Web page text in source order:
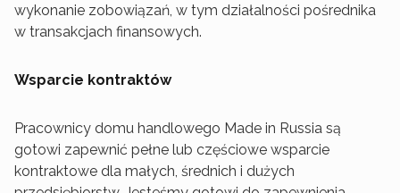
wykonanie zobowiązań, w tym działalności pośrednika
w transakcjach finansowych.
Wsparcie kontraktów
Pracownicy domu handlowego Made in Russia są
gotowi zapewnić pełne lub częściowe wsparcie
kontraktowe dla małych, średnich i dużych